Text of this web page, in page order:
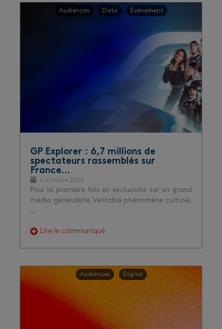
Audiences Data Événement
GP Explorer : 6,7 millions de
spectateurs rassemblés sur
France…
6 octobre 2025
Pour la première fois en exclusivité sur un grand
média généraliste Véritable phénomène culturel,
…
Lire le communiqué
Audiences Digital